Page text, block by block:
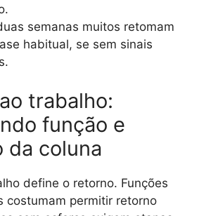
semanas muitos retomam
habitual, se sem sinais
trabalho:
função e
da coluna
define o retorno. Funções
costumam permitir retorno